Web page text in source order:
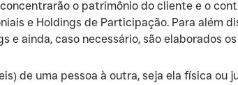
o patrimônio do cliente e o
e Holdings de Participação. Para além
e ainda, caso necessário, são elaborados os
de uma pessoa à outra, seja ela física ou